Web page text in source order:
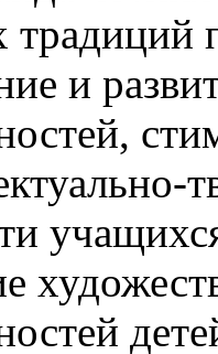
и